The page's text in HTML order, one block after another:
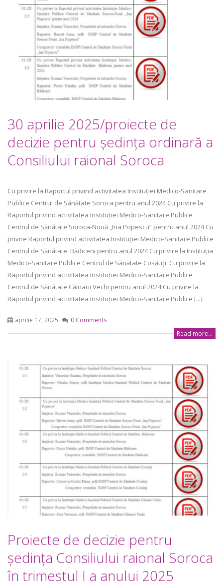
30 aprilie 2025/proiecte de
decizie pentru ședința ordinară a
Consiliului raional Soroca
Cu privire la Raportul privind activitatea Instituției Medico-Sanitare
Publice Centrul de Sănătate Soroca pentru anul 2024 Cu privire la
Raportul privind activitatea Instituției Medico-Sanitare Publice
Centrul de Sănătate Soroca-Nouă „Ina Popescu” pentru anul 2024 Cu
privire Raportul privind activitatea Instituției Medico-Sanitare Publice
Centrul de Sănătate Bădiceni pentru anul 2024 Cu privire la Instituția
Medico-Sanitare Publice Centrul de Sănătate Cosăuți Cu privire la
Raportul privind activitatea Instituției Medico-Sanitare Publice
Centrul de Sănătate Căinarii Vechi pentru anul 2024 Cu privire la
Raportul privind activitatea Instituției Medico-Sanitare Publice [...]
aprilie 17, 2025 0 Comments
Read more...
Proiecte de decizie pentru
ședința Consiliului raional Soroca
în trimestul I a anului 2025